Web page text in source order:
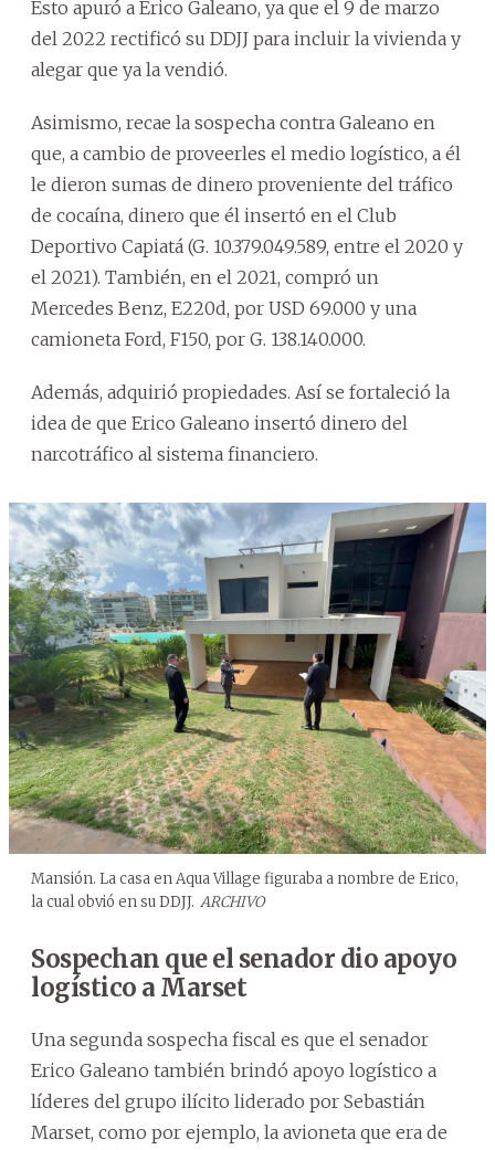
Esto apuró a Erico Galeano, ya que el 9 de marzo
del 2022 rectificó su DDJJ para incluir la vivienda y
alegar que ya la vendió.
Asimismo, recae la sospecha contra Galeano en
que, a cambio de proveerles el medio logístico, a él
le dieron sumas de dinero proveniente del tráfico
de cocaína, dinero que él insertó en el Club
Deportivo Capiatá (G. 10.379.049.589, entre el 2020 y
el 2021). También, en el 2021, compró un
Mercedes Benz, E220d, por USD 69.000 y una
camioneta Ford, F150, por G. 138.140.000.
Además, adquirió propiedades. Así se fortaleció la
idea de que Erico Galeano insertó dinero del
narcotráfico al sistema financiero.
Mansión. La casa en Aqua Village figuraba a nombre de Erico,
la cual obvió en su DDJJ. ARCHIVO
Sospechan que el senador dio apoyo
logístico a Marset
Una segunda sospecha fiscal es que el senador
Erico Galeano también brindó apoyo logístico a
líderes del grupo ilícito liderado por Sebastián
Marset, como por ejemplo, la avioneta que era de